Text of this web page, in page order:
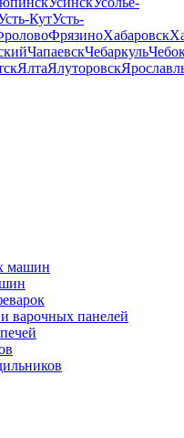
КутУсть-
ФрязиноХабаровск
ЧапаевскЧебаркуль
ЯлтаЯлуторовск
машин
варочных панелей